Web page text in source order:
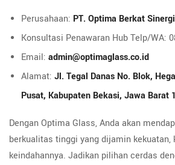
Perusahaan: PT. Optima Berkat Sinergi
Konsultasi Penawaran Hub Telp/WA:
Email: admin@optimaglass.co.id
Alamat: Jl. Tegal Danas No. Blok,
Pusat, Kabupaten Bekasi, Jawa Barat
Dengan Optima Glass, Anda akan
berkualitas tinggi yang dijamin kekuatan,
keindahannya. Jadikan pilihan cerdas